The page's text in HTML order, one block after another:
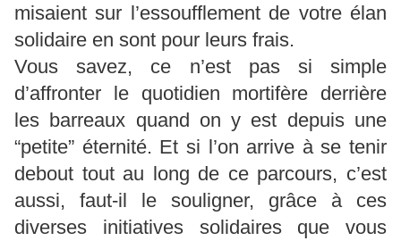
misaient sur l’essoufflement de votre élan
solidaire en sont pour leurs frais.
Vous savez, ce n’est pas si simple
d’affronter le quotidien mortifère derrière
les barreaux quand on y est depuis une
“petite” éternité. Et si l’on arrive à se tenir
debout tout au long de ce parcours, c’est
aussi, faut-il le souligner, grâce à ces
diverses initiatives solidaires que vous